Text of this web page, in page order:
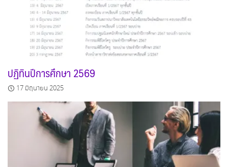
ปฏิทินปีการศึกษา 2569
17 มิถุนายน 2025